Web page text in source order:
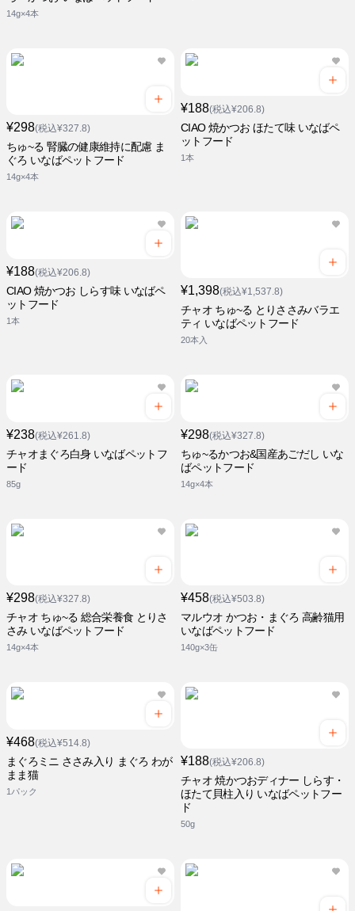
14g×4本
¥298(税込¥327.8)
ちゅ~る 腎臓の健康維持に配慮 ま
ぐろ いなばペットフード
14g×4本
¥188(税込¥206.8)
CIAO 焼かつお ほたて味 いなばペ
ットフード
1本
¥188(税込¥206.8)
CIAO 焼かつお しらす味 いなばペ
ットフード
1本
¥1,398(税込¥1,537.8)
チャオ ちゅ~る とりささみバラエ
ティ いなばペットフード
20本入
¥238(税込¥261.8)
チャオまぐろ白身 いなばペットフ
ード
85g
¥298(税込¥327.8)
ちゅ~るかつお&国産あごだし いな
ばペットフード
14g×4本
¥298(税込¥327.8)
チャオ ちゅ~る 総合栄養食 とりさ
さみ いなばペットフード
14g×4本
¥458(税込¥503.8)
マルウオ かつお・まぐろ 高齢猫用
いなばペットフード
140g×3缶
¥468(税込¥514.8)
まぐろミニ ささみ入り まぐろ わが
まま猫
1パック
¥188(税込¥206.8)
チャオ 焼かつおディナー しらす・
ほたて貝柱入り いなばペットフー
ド
50g